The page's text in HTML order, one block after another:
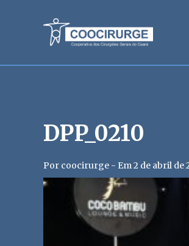
DPP_0210
Por coocirurge - Em 2 de abril de